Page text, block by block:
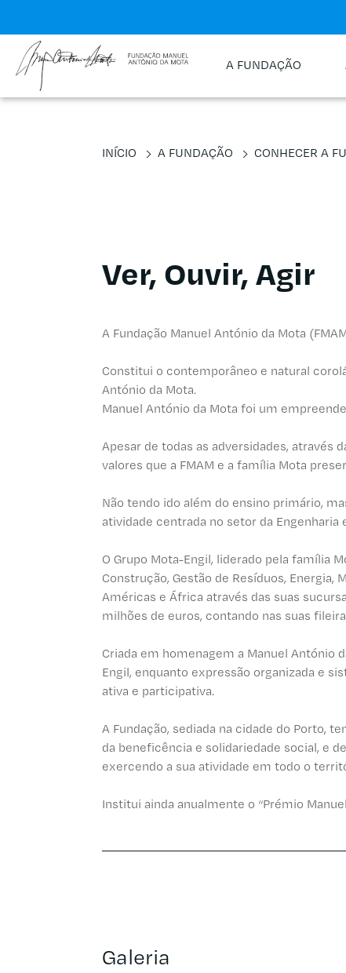
A FUNDAÇÃO
INÍCIO A FUNDAÇÃO CONHECER A
Ver, Ouvir, Agir
A Fundação Manuel António da Mota
Constitui o contemporâneo e natural
António da Mota.
Manuel António da Mota foi um
Apesar de todas as adversidades,
valores que a FMAM e a família Mota
Não tendo ido além do ensino primário,
atividade centrada no setor da
O Grupo Mota-Engil, liderado pela família
Construção, Gestão de Resíduos,
Américas e África através das suas
milhões de euros, contando nas suas
Criada em homenagem a Manuel António
Engil, enquanto expressão organizada e
ativa e participativa.
A Fundação, sediada na cidade do Porto,
da beneficência e solidariedade social, e
exercendo a sua atividade em todo o
Institui ainda anualmente o “Prémio
Galeria